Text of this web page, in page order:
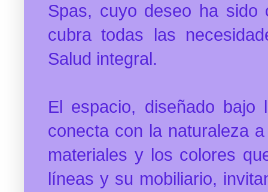
Spas, cuyo deseo ha sido
cubra todas las
Salud integral.
El espacio, diseñado
conecta con la naturaleza
materiales y los colores
líneas y su mobiliario,